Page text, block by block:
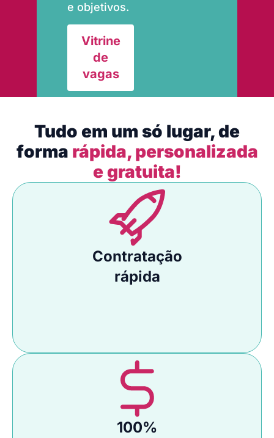
e objetivos.
Vitrine
de
vagas
Tudo em um só lugar, de
forma rápida, personalizada
e gratuita!
Contratação
rápida
100%